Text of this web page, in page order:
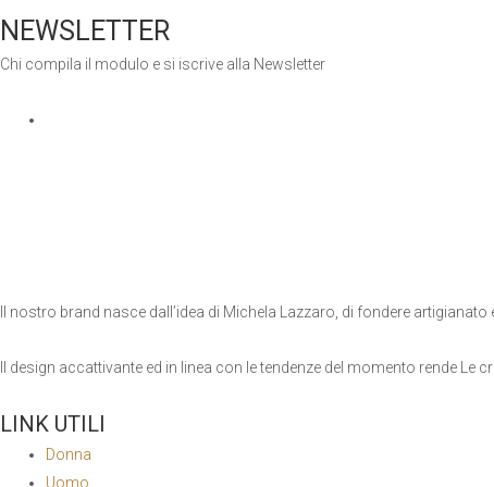
NEWSLETTER
Chi compila il modulo e si iscrive alla Newsletter
Il nostro brand nasce dall’idea di Michela Lazzaro, di fondere artigianato
Il design accattivante ed in linea con le tendenze del momento rende
LINK UTILI
Donna
Uomo